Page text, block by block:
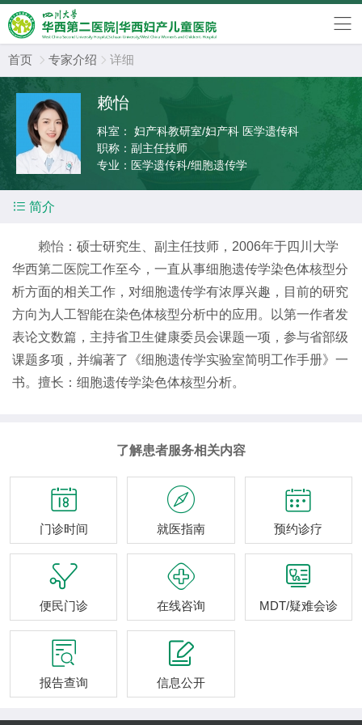
首页  专家介绍  详细
赖怡
科室：
妇产科教研室/妇产科 医学遗传科
职称： 副主任技师
专业： 医学遗传科/细胞遗传学
 简介
赖怡 ：硕士研究生、副主任技师，2006年于四川大学
华西第二医院工作至今，一直从事细胞遗传学染色体核型分
析方面的相关工作，对细胞遗传学有浓厚兴趣，目前的研究
方向为人工智能在染色体核型分析中的应用。以第一作者发
表论文数篇，主持省卫生健康委员会课题一项，参与省部级
课题多项，并编著了《细胞遗传学实验室简明工作手册》一
书。擅长：细胞遗传学染色体核型分析。
了解患者服务相关内容

门诊时间

就医指南

预约诊疗

便民门诊

在线咨询

MDT/疑难会诊

报告查询

信息公开